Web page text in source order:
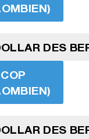
DES
DES